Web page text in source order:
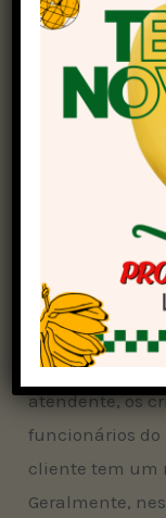
SMS e
criação de
A orientação é
ou a preços
cobrados pelo
tomar cuidado
e mensagens e
conhecidos
Falsa central
Já no golpe da
atendente, os
funcionários do
cliente tem um
Geralmente,